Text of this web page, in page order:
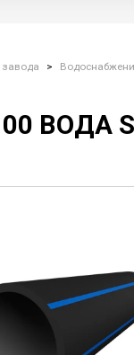
>
ВОДА